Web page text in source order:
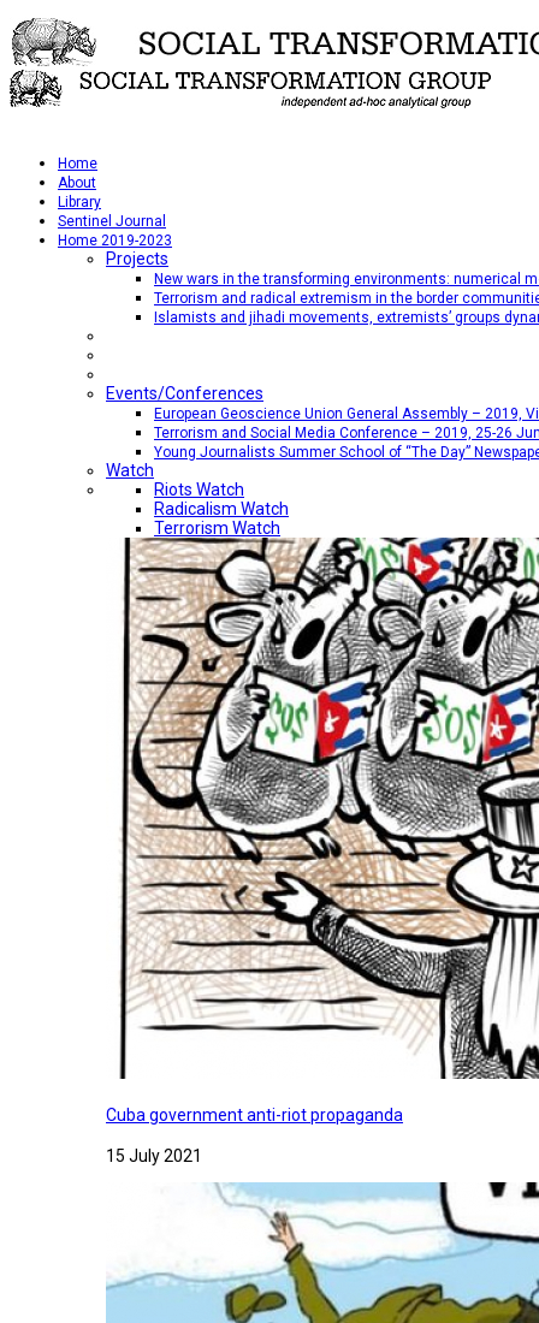
Home
About
Library
Sentinel Journal
Home 2019-2023
Projects
New wars in the transforming environments: numerical
Terrorism and radical extremism in the border
Islamists and jihadi movements, extremists’ groups
Events/Conferences
European Geoscience Union General Assembly – 2019,
Terrorism and Social Media Conference – 2019, 25-26
Young Journalists Summer School of “The Day”
Watch
Riots Watch
Radicalism Watch
Terrorism Watch
Cuba government anti-riot propaganda
15 July 2021